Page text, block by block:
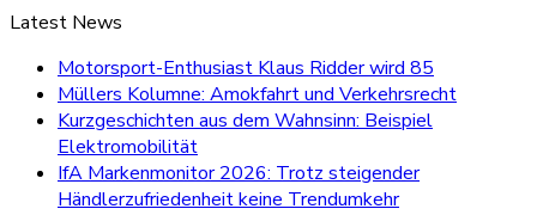
Latest News
Motorsport-Enthusiast Klaus Ridder wird 85
Müllers Kolumne: Amokfahrt und Verkehrsrecht
Kurzgeschichten aus dem Wahnsinn: Beispiel
Elektromobilität
IfA Markenmonitor 2026: Trotz steigender
Händlerzufriedenheit keine Trendumkehr